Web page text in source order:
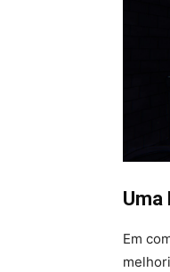
Uma
Em